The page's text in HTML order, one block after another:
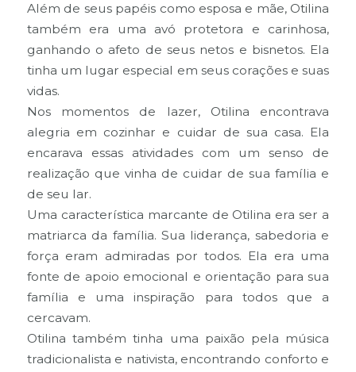
Além de seus papéis como esposa e mãe, Otilina
também era uma avó protetora e carinhosa,
ganhando o afeto de seus netos e bisnetos. Ela
tinha um lugar especial em seus corações e suas
vidas.
Nos momentos de lazer, Otilina encontrava
alegria em cozinhar e cuidar de sua casa. Ela
encarava essas atividades com um senso de
realização que vinha de cuidar de sua família e
de seu lar.
Uma característica marcante de Otilina era ser a
matriarca da família. Sua liderança, sabedoria e
força eram admiradas por todos. Ela era uma
fonte de apoio emocional e orientação para sua
família e uma inspiração para todos que a
cercavam.
Otilina também tinha uma paixão pela música
tradicionalista e nativista, encontrando conforto e